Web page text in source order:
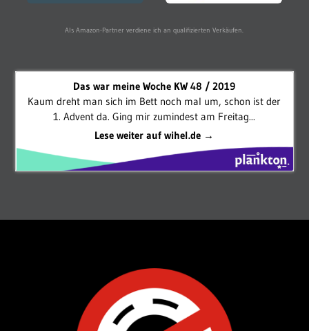
Als Amazon-Partner verdiene ich an qualifizierten Verkäufen.
Das war meine Woche KW 48 / 2019
Kaum dreht man sich im Bett noch mal um, schon ist der
1. Advent da. Ging mir zumindest am Freitag...
Lese weiter auf wihel.de →